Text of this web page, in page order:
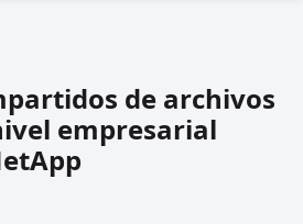
de archivos
empresarial